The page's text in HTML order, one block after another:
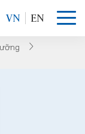
VN EN